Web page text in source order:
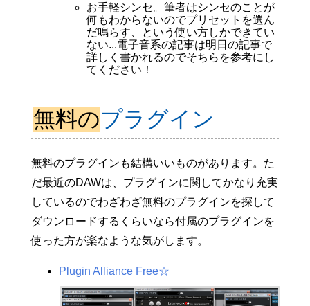
お手軽シンセ。筆者はシンセのことが
何もわからないのでプリセットを選ん
だ鳴らす、という使い方しかできてい
ない...電子音系の記事は明日の記事で
詳しく書かれるのでそちらを参考にし
てください！
無料のプラグイン
無料のプラグインも結構いいものがあります。た
だ最近のDAWは、プラグインに関してかなり充実
しているのでわざわざ無料のプラグインを探して
ダウンロードするくらいなら付属のプラグインを
使った方が楽なような気がします。
Plugin Alliance Free☆